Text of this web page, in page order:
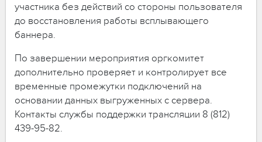
участника без действий со стороны пользователя
до восстановления работы всплывающего
баннера.
По завершении мероприятия оргкомитет
дополнительно проверяет и контролирует все
временные промежутки подключений на
основании данных выгруженных с сервера.
Контакты службы поддержки трансляции 8 (812)
439-95-82.